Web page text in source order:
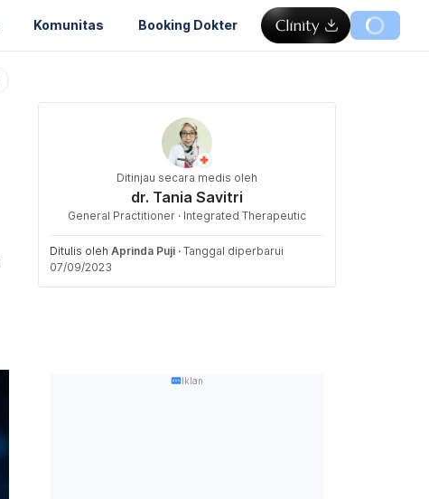
Komunitas Booking Dokter
Ditinjau secara medis oleh
dr. Tania Savitri
General Practitioner · Integrated Therapeutic
Ditulis oleh Aprinda Puji · Tanggal diperbarui
07/09/2023
Iklan